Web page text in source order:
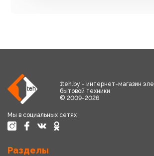
1teh.by - интернет-магазин
бытовой техники
© 2009-2026
Мы в социальных сетях
Разделы